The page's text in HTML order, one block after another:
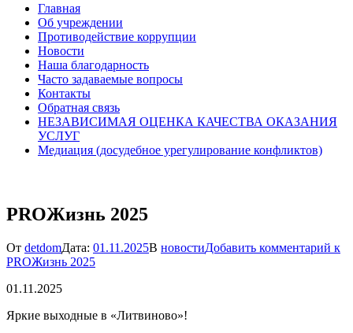
Главная
Об учреждении
Противодействие коррупции
Новости
Наша благодарность
Часто задаваемые вопросы
Контакты
Обратная связь
НЕЗАВИСИМАЯ ОЦЕНКА КАЧЕСТВА ОКАЗАНИЯ
УСЛУГ
Медиация (досудебное урегулирование конфликтов)
PROЖизнь 2025
От detdomДата: 01.11.2025В новостиДобавить комментарий к
PROЖизнь 2025
01.11.2025
Яркие выходные в «Литвиново»!